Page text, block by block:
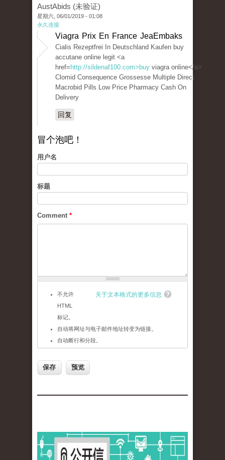
AustAbids (未验证)
星期六, 06/01/2019 - 01:08
永久连接
Viagra Prix En France JeaEmbaks
Cialis Rezeptfrei In Deutschland Kaufen buy
accutane online legit <a
href= http://sildenaf100.com>buy viagra online</a>
Clomid Consequence Grossesse Multiple Direct
Macrobid Pills Low Price Pharmacy Cash On
Delivery
回复
冒个泡吧！
用户名
标题
Comment *
关于文本格式的更多信息
不允许
HTML
标记。
自动将网址与电子邮件地址转变为链接。
自动断行和分段。